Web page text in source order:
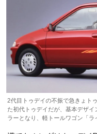
2代目トゥデイの不振で急きょト
た初代トゥデイだが、基本デザ
ラーとなり、軽トールワゴン「